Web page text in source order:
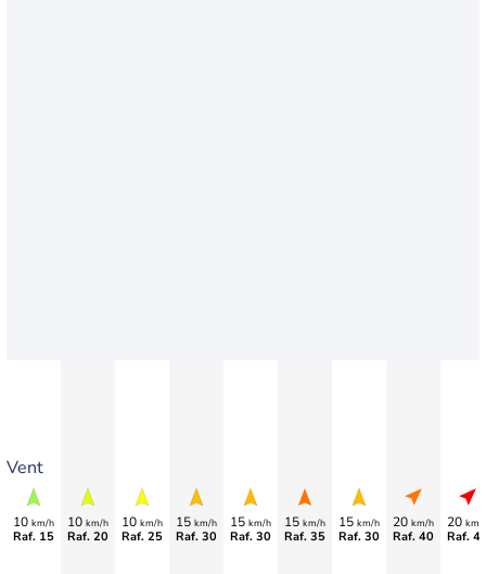
Vent
10 km/h
Raf. 15
10 km/h
Raf. 20
10 km/h
Raf. 25
15 km/h
Raf. 30
15 km/h
Raf. 30
15 km/h
Raf. 35
15 km/h
Raf. 30
20 km/h
Raf. 40
20 km/
Raf.